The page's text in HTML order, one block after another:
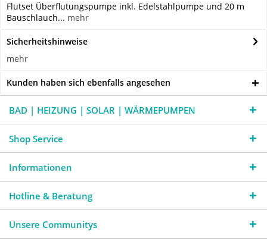
Flutset Überflutungspumpe inkl. Edelstahlpumpe und 20 m
Bauschlauch... mehr
Sicherheitshinweise
mehr
Kunden haben sich ebenfalls angesehen
BAD | HEIZUNG | SOLAR | WÄRMEPUMPEN
Shop Service
Informationen
Hotline & Beratung
Unsere Communitys